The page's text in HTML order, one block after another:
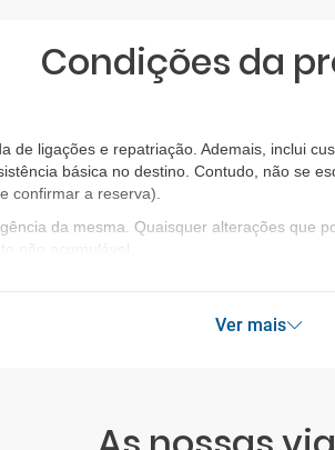
Condições da
de ligações e repatriação. Ademais, inclui
básica no destino. Contudo, não se
confirmar a reserva).
da mesma. Quaisquer alterações
não acumulável.
Ver mais